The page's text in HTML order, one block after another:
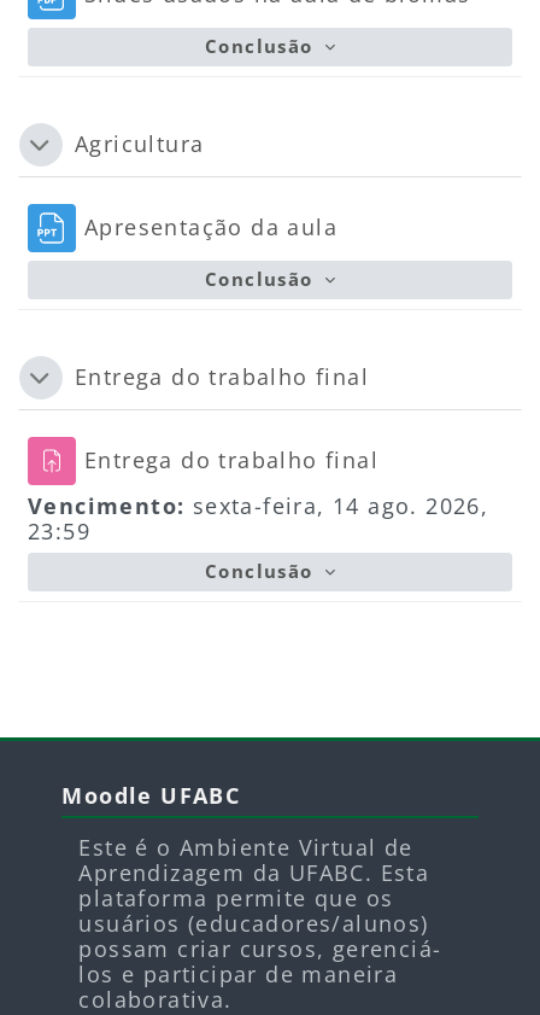
Conclusão
ContrairAgricultura
Apresentação da aula
Conclusão
ContrairEntrega do trabalho final
Entrega do trabalho final
Vencimento: sexta-feira, 14 ago. 2026,
23:59
Conclusão
Moodle UFABC
Este é o Ambiente Virtual de
Aprendizagem da UFABC. Esta
plataforma permite que os
usuários (educadores/alunos)
possam criar cursos, gerenciá-
los e participar de maneira
colaborativa.